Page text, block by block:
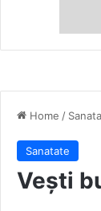
Home /
Sanatate
Vești